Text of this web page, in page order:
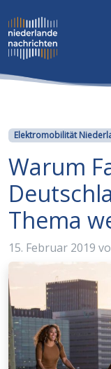
Kategorien
Elektromobilität
Warum
Thema
15. Februar 2019